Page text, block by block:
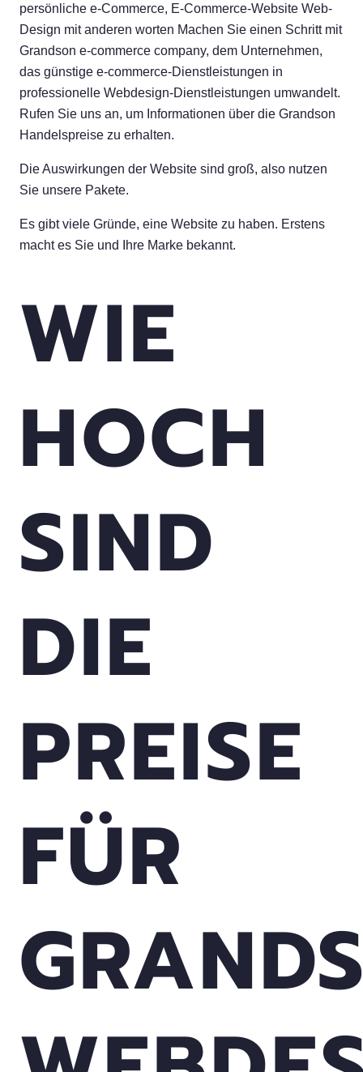
persönliche e-Commerce, E-Commerce-Website Web-
Design mit anderen worten Machen Sie einen Schritt mit
Grandson e-commerce company, dem Unternehmen,
das günstige e-commerce-Dienstleistungen in
professionelle Webdesign-Dienstleistungen umwandelt.
Rufen Sie uns an, um Informationen über die Grandson
Handelspreise zu erhalten.
Die Auswirkungen der Website sind groß, also nutzen
Sie unsere Pakete.
Es gibt viele Gründe, eine Website zu haben. Erstens
macht es Sie und Ihre Marke bekannt.
WIE
HOCH
SIND
DIE
PREISE
FÜR